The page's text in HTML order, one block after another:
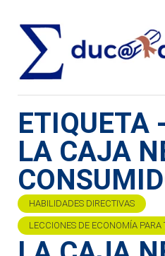
ETIQUETA
LA CAJA
HABILIDADES DIRECTIVAS
LECCIONES DE ECONOMÍA PARA